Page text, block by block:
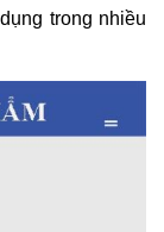
trong nhiều